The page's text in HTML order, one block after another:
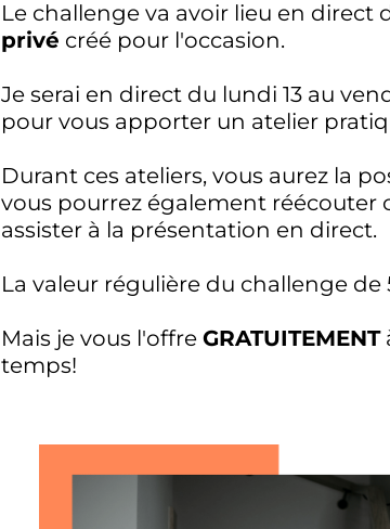
Le challenge va avoir lieu en direct
privé créé pour l'occasion.
Je serai en direct du lundi 13 au
pour vous apporter un atelier
Durant ces ateliers, vous aurez la
vous pourrez également réécouter
assister à la présentation en direct.
La valeur régulière du challenge de
Mais je vous l'offre GRATUITEMENT
temps!